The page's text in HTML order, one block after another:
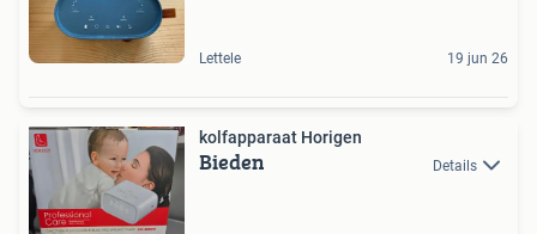
Lettele 19 jun 26
kolfapparaat Horigen
Bieden Details